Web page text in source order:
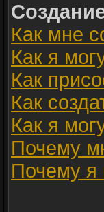
Как мне
Как я
Как
Как
Как я
Почему
Почему я